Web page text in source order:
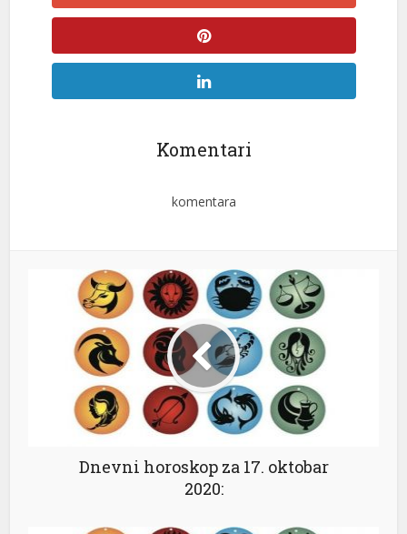
Komentari
komentara
Dnevni horoskop za 17. oktobar
2020: